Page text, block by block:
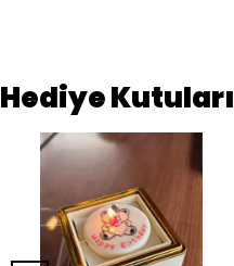
Hediye Kutuları